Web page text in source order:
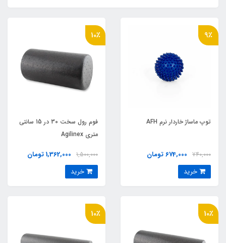
9٪
توپ ماساژ خاردار نرم AFH
740,000 674,000 تومان
10٪
فوم رول سخت 30 در 15 سانتي
متري Agilinex
1,500,000 1,362,000 تومان
10٪ 10٪